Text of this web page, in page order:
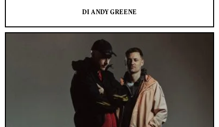
DI ANDY GREENE